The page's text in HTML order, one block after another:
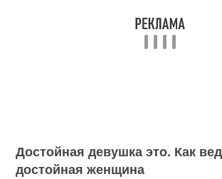
Достойная девушка это. Как
достойная женщина